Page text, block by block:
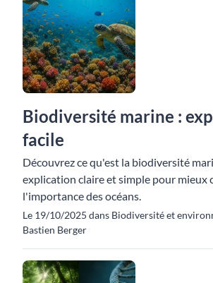
Biodiversité marine :
facile
Découvrez ce qu'est la biodiversité
explication claire et simple pour mieux
l'importance des océans.
Le 19/10/2025 dans Biodiversité et
Bastien Berger